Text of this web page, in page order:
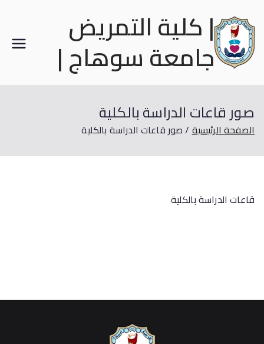
| كلية التمريض
جامعة سوهاج |
صور قاعات الدراسة بالكلية
الصفحة الرئيسية صور قاعات الدراسة بالكلية
قاعات الدراسة بالكلية